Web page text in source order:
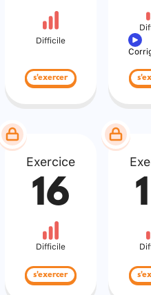
Difficile
s'exercer
Exercice
16
Difficile
s'exercer